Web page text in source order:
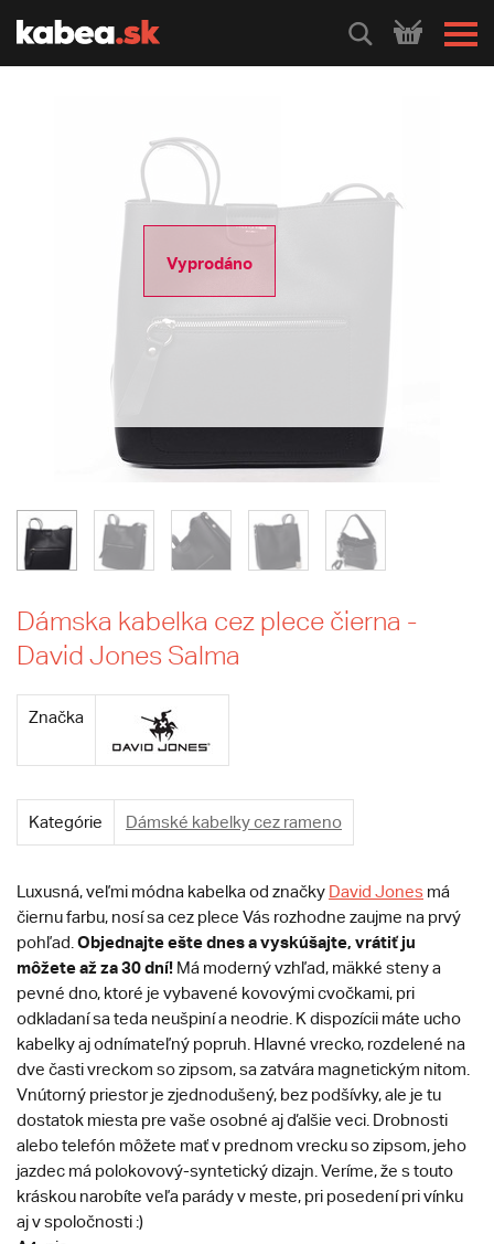
HLEDEJ
Vyprodáno
Dámska kabelka cez plece čierna -
David Jones Salma
Značka
Kategórie Dámské kabelky cez rameno
Luxusná, veľmi módna kabelka od značky David Jones má
čiernu farbu, nosí sa cez plece Vás rozhodne zaujme na prvý
pohľad. Objednajte ešte dnes a vyskúšajte, vrátiť ju
môžete až za 30 dní! Má moderný vzhľad, mäkké steny a
pevné dno, ktoré je vybavené kovovými cvočkami, pri
odkladaní sa teda neušpiní a neodrie. K dispozícii máte ucho
kabelky aj odnímateľný popruh. Hlavné vrecko, rozdelené na
dve časti vreckom so zipsom, sa zatvára magnetickým nitom.
Vnútorný priestor je zjednodušený, bez podšívky, ale je tu
dostatok miesta pre vaše osobné aj ďalšie veci. Drobnosti
alebo telefón môžete mať v prednom vrecku so zipsom, jeho
jazdec má polokovový-syntetický dizajn. Veríme, že s touto
kráskou narobíte veľa parády v meste, pri posedení pri vínku
aj v spoločnosti :)